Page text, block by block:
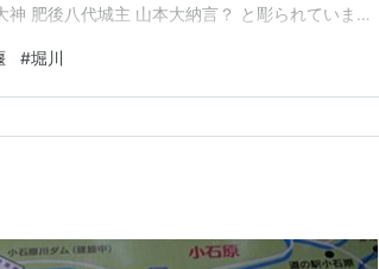
肥後八代城主 山本大納言？ と彫られていま
此の地に祀る 昭和56年は、1981年。今から43
#堀川